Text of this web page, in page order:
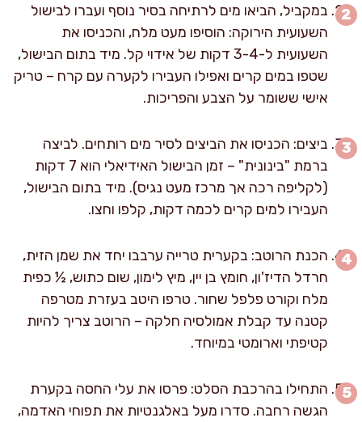
במקביל, הביאו מים לרתיחה בסיר נוסף ועברו לבישול
השעועית הירוקה: הוסיפו מעט מלח, והכניסו את
השעועית ל-3-4 דקות של אידוי קל. מיד בתום הבישול,
שטפו במים קרים ואפילו העבירו לקערה עם קרח – טריק
אישי ששומר על הצבע והפריכות.
ביצים: הכניסו את הביצים לסיר מים רותחים. לביצה
ברמת "בינונית" – זמן הבישול האידיאלי הוא 7 דקות
(לקליפה רכה אך מרכז מעט נגיס). מיד בתום הבישול,
העבירו למים קרים לכמה דקות, קלפו וחצו.
הכנת הרוטב: בקערית טרייה ערבבו יחד את שמן הזית,
חרדל הדיז'ון, חומץ בן יין, מיץ לימון, שום כתוש, ½ כפית
מלח וקורט פלפל שחור. טרפו היטב בעזרת מטרפה
קטנה עד קבלת אמולסיה חלקה – הרוטב צריך להיות
קטיפתי וארומטי במיוחד.
התחילו בהרכבת הסלט: פרסו את עלי החסה בקערת
הגשה רחבה. סדרו מעל באלגנטיות את תפוחי האדמה,